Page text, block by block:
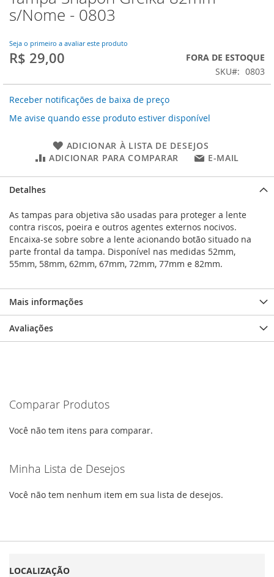
para
o
da
Galeria
s/Nome - 0803
Seja o primeiro a avaliar este produto
R$ 29,00
FORA DE ESTOQUE
SKU
0803
Receber notificações de baixa de preço
Me avise quando esse produto estiver disponível
ADICIONAR À LISTA DE DESEJOS
ADICIONAR PARA COMPARAR
E-MAIL
Detalhes
As tampas para objetiva são usadas para proteger a lente
contra riscos, poeira e outros agentes externos nocivos.
Encaixa-se sobre sobre a lente acionando botão situado na
parte frontal da tampa. Disponível nas medidas 52mm,
55mm, 58mm, 62mm, 67mm, 72mm, 77mm e 82mm.
Mais informações
Avaliações
Comparar Produtos
Você não tem itens para comparar.
Minha Lista de Desejos
Você não tem nenhum item em sua lista de desejos.
LOCALIZAÇÃO